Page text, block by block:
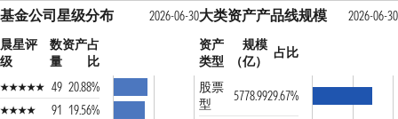
基金公司星级分布
2026-06-30
晨星评
级
数
量
资产占
比
49 20.88%
91 19.56%
大类资产产品线规模
2026-06-30
资产
类型
规模
（亿）
占比
股票
型
5778.9929.67%